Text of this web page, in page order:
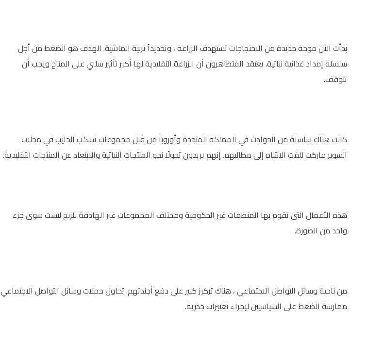
بدأت الآن موجة جديدة من الاحتجاجات تستهدف الزراعة ، وتحديداً تربية الماشية. الهدف هو الضغط من أجل
سلسلة إمداد غذائية نباتية. يعتقد المتظاهرون أن الزراعة التقليدية لها أكبر تأثير سلبي على المناخ ويجب أن
تتوقف.
كانت هناك سلسلة من الحوادث في المملكة المتحدة وأوروبا من قبل مجموعات تسكب الحليب في محلات
السوبر ماركت للفت الانتباه إلى مطالبهم. إنهم يريدون تحولًا نحو المنتجات النباتية والابتعاد عن المنتجات التقليدية.
هذه الأعمال التي تقوم بها المنظمات غير الحكومية ومختلف المجموعات غير الهادفة للربح ليست سوى جزء
واحد من الصورة.
من ناحية وسائل التواصل الاجتماعي ، هناك تركيز كبير على دفع أجندتهم. تحاول حملات وسائل التواصل الاجتماعي
ممارسة الضغط على السياسيين لإجراء تغييرات جذرية.